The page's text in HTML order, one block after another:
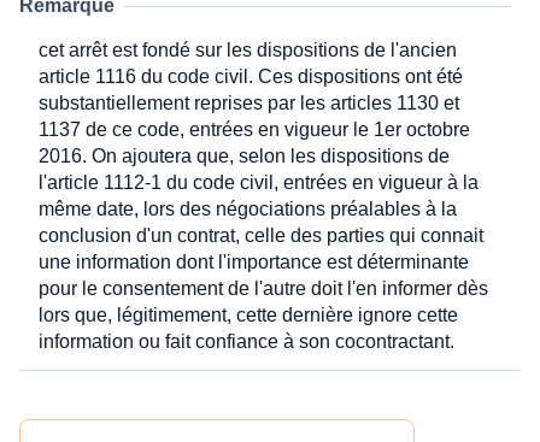
Remarque
cet arrêt est fondé sur les dispositions de l'ancien
article 1116 du code civil. Ces dispositions ont été
substantiellement reprises par les articles 1130 et
1137 de ce code, entrées en vigueur le 1er octobre
2016. On ajoutera que, selon les dispositions de
l'article 1112-1 du code civil, entrées en vigueur à la
même date, lors des négociations préalables à la
conclusion d'un contrat, celle des parties qui connait
une information dont l'importance est déterminante
pour le consentement de l'autre doit l'en informer dès
lors que, légitimement, cette dernière ignore cette
information ou fait confiance à son cocontractant.